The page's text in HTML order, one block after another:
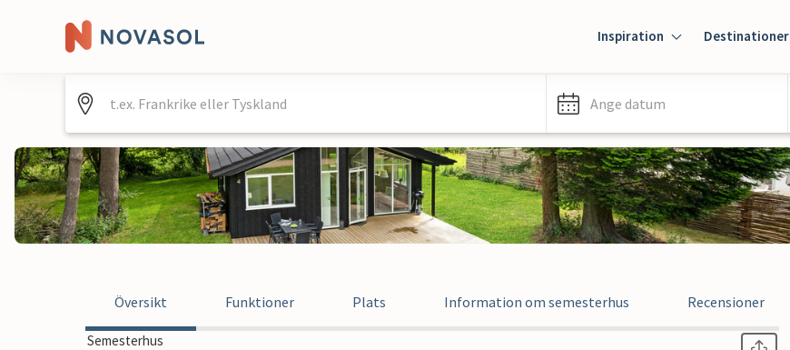
Inspiration Destinationer
Ange datum
Översikt Funktioner Plats Information om semesterhus Recensioner
Semesterhus